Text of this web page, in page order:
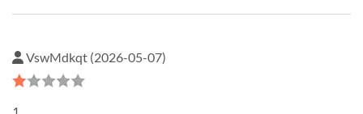
VswMdkqt (2026-05-07)